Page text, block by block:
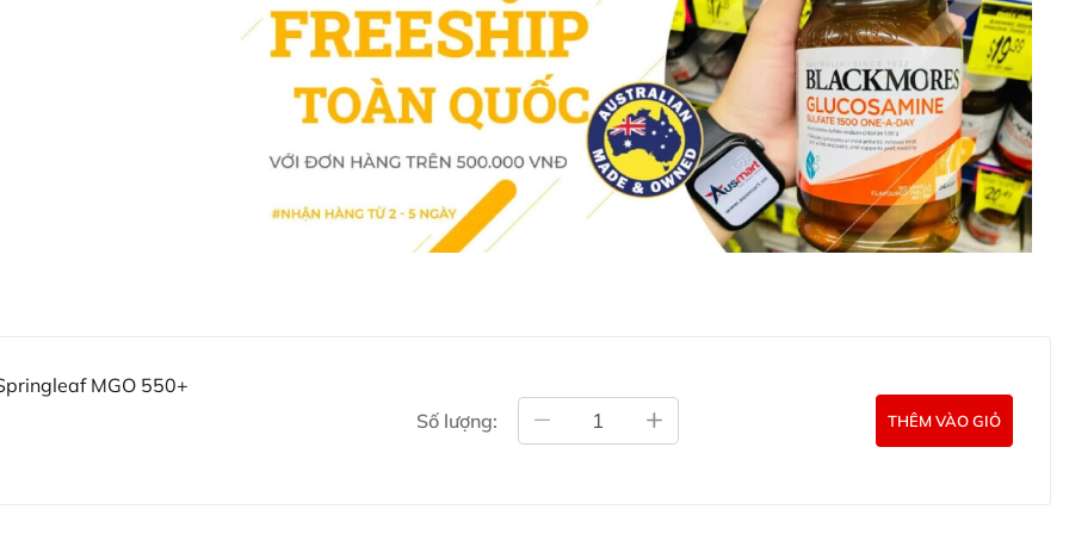
một hợp chất tự nhiên có khả năng kháng khuẩn mạnh. Chỉ số 550+ cho thấy mật
ong có hàm lượng MGO rất cao, giúp tăng cường hiệu quả trong việc chống lại vi
khuẩn và hỗ trợ sức khỏe.
Hướng dẫn sử dụng Mật ong Manuka Honey Springleaf MGO 550+
Để sử dụng Mật ong Springleaf Manuka Honey MGO 550+hiệu quả, bạn có thể tham
Dùng trực tiếp: Bạn có thể lấy một thìa mật ong (khoảng 1-2 muỗng cà phê) vào
buổi sáng trước khi ăn sáng hoặc buổi tối trước khi đi ngủ. Điều này giúp tăng cường
Dùng kèm thực phẩm
: Mật ong có thể được dùng kèm với bánh mì, trái cây hoặc sữa
MGO 550+
Số lượng: THÊM VÀO GIỎ